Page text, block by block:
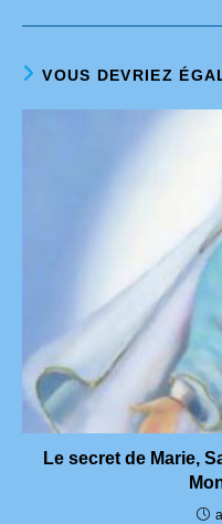
VOUS DEVRIEZ
Le secret de Marie,